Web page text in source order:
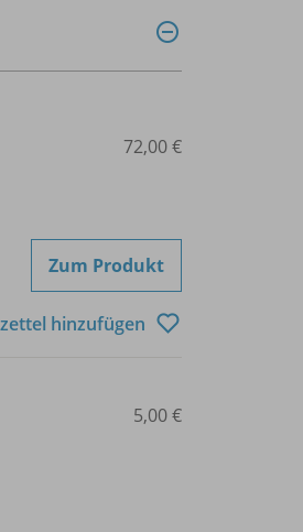
72,00 €
Zum Produkt
hinzufügen
5,00 €